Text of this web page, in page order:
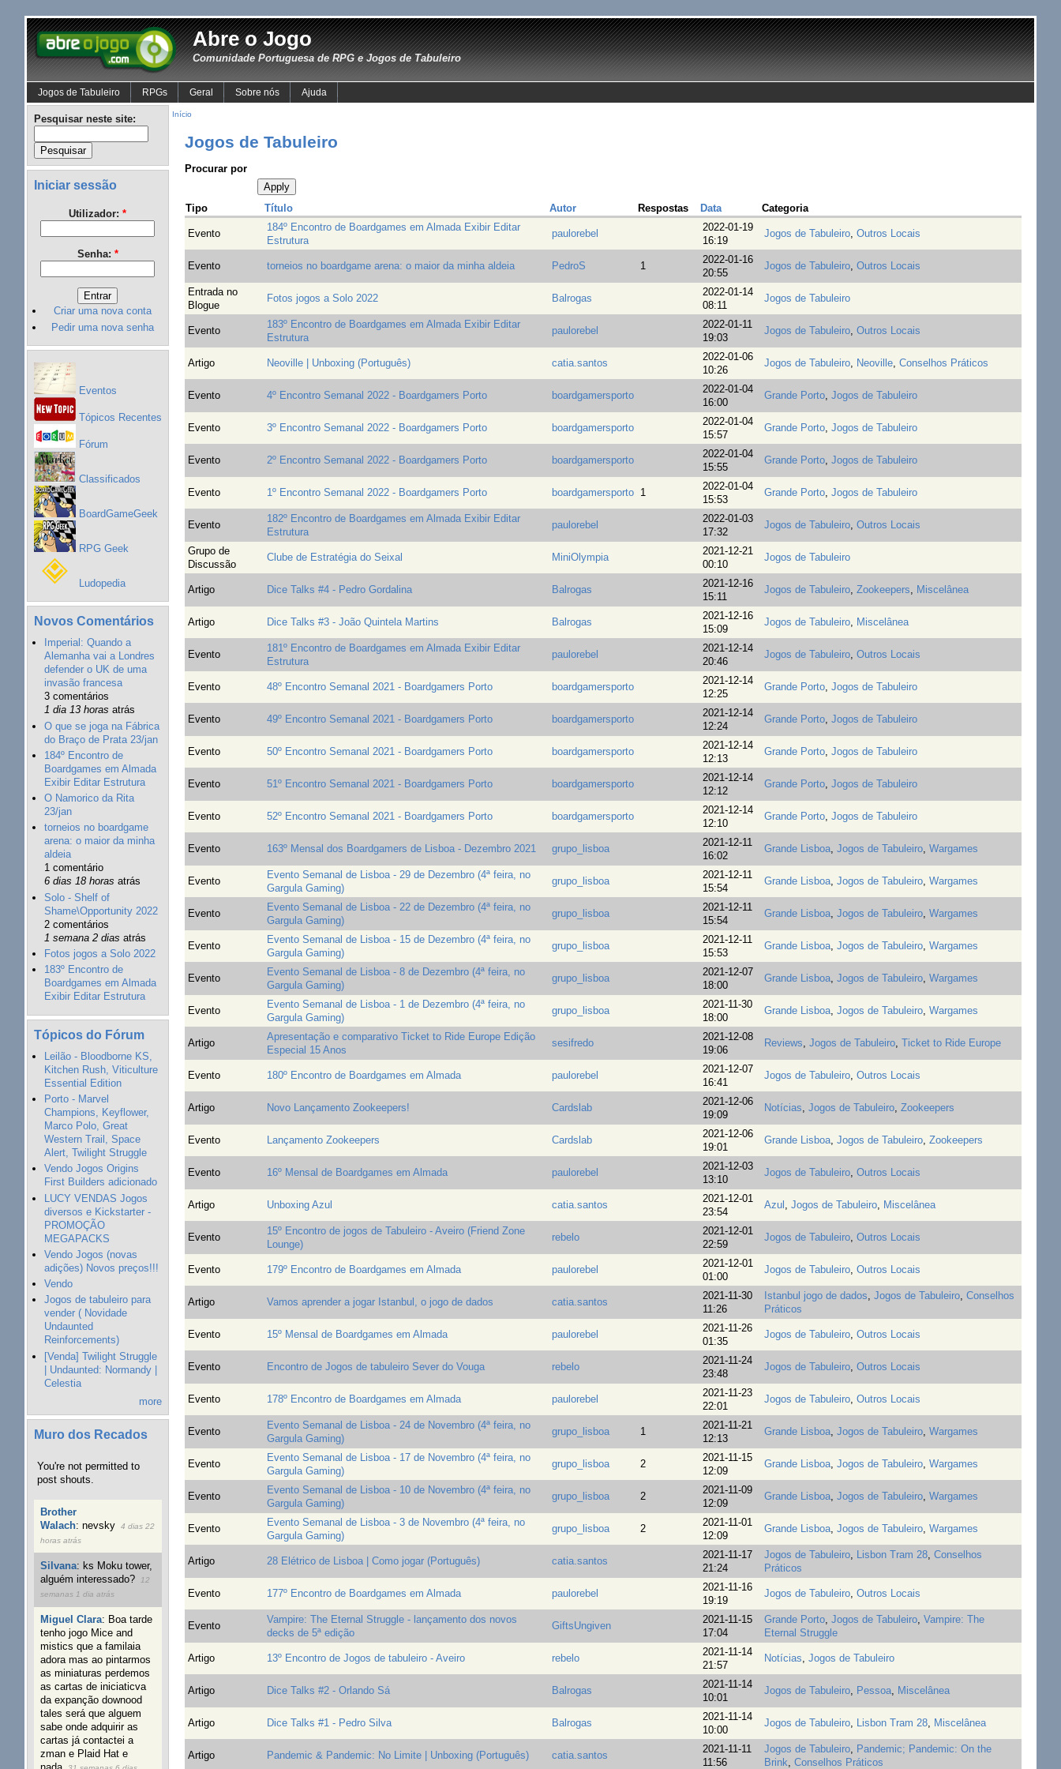
Abre o Jogo
Comunidade Portuguesa de RPG e Jogos de Tabuleiro
Jogos de Tabuleiro RPGs Geral Sobre nós Ajuda
Pesquisar neste site:
Iniciar sessão
Utilizador:*
Senha: *
Criar uma nova conta
Pedir uma nova senha
Eventos
Tópicos Recentes
Fórum
Classificados
BoardGameGeek
RPG Geek
Ludopedia
Novos Comentários
Imperial: Quando a
Alemanha vai a Londres
defender o UK de uma
invasão francesa
3 comentários
1 dia 13 horas atrás
O que se joga na Fábrica
do Braço de Prata 23/jan
184º Encontro de
Boardgames em Almada
Exibir Editar Estrutura
O Namorico da Rita
23/jan
torneios no boardgame
arena: o maior da minha
aldeia
1 comentário
6 dias 18 horas atrás
Solo - Shelf of
Shame\Opportunity 2022
2 comentários
1 semana 2 dias atrás
Fotos jogos a Solo 2022
183º Encontro de
Boardgames em Almada
Exibir Editar Estrutura
Tópicos do Fórum
Leilão - Bloodborne KS,
Kitchen Rush, Viticulture
Essential Edition
Porto - Marvel
Champions, Keyflower,
Marco Polo, Great
Western Trail, Space
Alert, Twilight Struggle
Vendo Jogos Origins
First Builders adicionado
LUCY VENDAS Jogos
diversos e Kickstarter -
PROMOÇÃO
MEGAPACKS
Vendo Jogos (novas
adições) Novos preços!!!
Vendo
Jogos de tabuleiro para
vender ( Novidade
Undaunted
Reinforcements)
[Venda] Twilight Struggle
| Undaunted: Normandy |
Celestia
more
Muro dos Recados
You're not permitted to
post shouts.
Brother
Walach: nevsky
4 dias 22
horas atrás
Silvana: ks Moku tower,
alguém interessado?
12
semanas 1 dia atrás
Miguel Clara: Boa tarde
tenho jogo Mice and
mistics que a familaia
adora mas ao pintarmos
as miniaturas perdemos
as cartas de iniciaticva
da expanção downood
tales será que alguem
sabe onde adquirir as
cartas já contactei a
zman e Plaid Hat e
Início
Jogos de Tabuleiro
Procurar por
Tipo Título Autor Respostas Data Categoria
Evento
184º Encontro de Boardgames em Almada Exibir Editar
Estrutura
paulorebel
2022-01-19
16:19
Jogos de Tabuleiro, Outros Locais
Evento torneios no boardgame arena: o maior da minha aldeia PedroS 1
2022-01-16
20:55
Jogos de Tabuleiro, Outros Locais
Entrada no
Blogue
Fotos jogos a Solo 2022 Balrogas
2022-01-14
08:11
Jogos de Tabuleiro
Evento
183º Encontro de Boardgames em Almada Exibir Editar
Estrutura
paulorebel
2022-01-11
19:03
Jogos de Tabuleiro, Outros Locais
Artigo Neoville | Unboxing (Português) catia.santos
2022-01-06
10:26
Jogos de Tabuleiro, Neoville, Conselhos Práticos
Evento 4º Encontro Semanal 2022 - Boardgamers Porto boardgamersporto
2022-01-04
16:00
Grande Porto, Jogos de Tabuleiro
Evento 3º Encontro Semanal 2022 - Boardgamers Porto boardgamersporto
2022-01-04
15:57
Grande Porto, Jogos de Tabuleiro
Evento 2º Encontro Semanal 2022 - Boardgamers Porto boardgamersporto
2022-01-04
15:55
Grande Porto, Jogos de Tabuleiro
Evento 1º Encontro Semanal 2022 - Boardgamers Porto boardgamersporto 1
2022-01-04
15:53
Grande Porto, Jogos de Tabuleiro
Evento
182º Encontro de Boardgames em Almada Exibir Editar
Estrutura
paulorebel
2022-01-03
17:32
Jogos de Tabuleiro, Outros Locais
Grupo de
Discussão
Clube de Estratégia do Seixal MiniOlympia
2021-12-21
00:10
Jogos de Tabuleiro
Artigo Dice Talks #4 - Pedro Gordalina Balrogas
2021-12-16
15:11
Jogos de Tabuleiro, Zookeepers Miscelânea
Artigo Dice Talks #3 - João Quintela Martins Balrogas
2021-12-16
15:09
Jogos de Tabuleiro, Miscelânea
Evento
181º Encontro de Boardgames em Almada Exibir Editar
Estrutura
paulorebel
2021-12-14
20:46
Jogos de Tabuleiro, Outros Locais
Evento 48º Encontro Semanal 2021 - Boardgamers Porto boardgamersporto
2021-12-14
12:25
Grande Porto, Jogos de Tabuleiro
Evento 49º Encontro Semanal 2021 - Boardgamers Porto boardgamersporto
2021-12-14
12:24
Grande Porto, Jogos de Tabuleiro
Evento 50º Encontro Semanal 2021 - Boardgamers Porto boardgamersporto
2021-12-14
12:13
Grande Porto, Jogos de Tabuleiro
Evento 51º Encontro Semanal 2021 - Boardgamers Porto boardgamersporto
2021-12-14
12:12
Grande Porto, Jogos de Tabuleiro
Evento 52º Encontro Semanal 2021 - Boardgamers Porto boardgamersporto
2021-12-14
12:10
Grande Porto, Jogos de Tabuleiro
Evento 163º Mensal dos Boardgamers de Lisboa - Dezembro 2021 grupo_lisboa
2021-12-11
16:02
Grande Lisboa, Jogos de Tabuleiro, Wargames
Evento
Evento Semanal de Lisboa - 29 de Dezembro (4ª feira, no
Gargula Gaming)
grupo_lisboa
2021-12-11
15:54
Grande Lisboa, Jogos de Tabuleiro, Wargames
Evento
Evento Semanal de Lisboa - 22 de Dezembro (4ª feira, no
Gargula Gaming)
grupo_lisboa
2021-12-11
15:54
Grande Lisboa, Jogos de Tabuleiro, Wargames
Evento
Evento Semanal de Lisboa - 15 de Dezembro (4ª feira, no
Gargula Gaming)
grupo_lisboa
2021-12-11
15:53
Grande Lisboa, Jogos de Tabuleiro, Wargames
Evento
Evento Semanal de Lisboa - 8 de Dezembro (4ª feira, no
Gargula Gaming)
grupo_lisboa
2021-12-07
18:00
Grande Lisboa, Jogos de Tabuleiro, Wargames
Evento
Evento Semanal de Lisboa - 1 de Dezembro (4ª feira, no
Gargula Gaming)
grupo_lisboa
2021-11-30
18:00
Grande Lisboa, Jogos de Tabuleiro, Wargames
Artigo
Apresentação e comparativo Ticket to Ride Europe Edição
Especial 15 Anos
sesifredo
2021-12-08
19:06
Reviews Jogos de Tabuleiro, Ticket to Ride Europe
Evento 180º Encontro de Boardgames em Almada paulorebel
2021-12-07
16:41
Jogos de Tabuleiro, Outros Locais
Artigo Novo Lançamento Zookeepers! Cardslab
2021-12-06
19:09
Notícias Jogos de Tabuleiro, Zookeepers
Evento Lançamento Zookeepers Cardslab
2021-12-06
19:01
Grande Lisboa, Jogos de Tabuleiro, Zookeepers
Evento 16º Mensal de Boardgames em Almada paulorebel
2021-12-03
13:10
Jogos de Tabuleiro, Outros Locais
Artigo Unboxing Azul catia.santos
2021-12-01
23:54
Azul Jogos de Tabuleiro, Miscelânea
Evento
15º Encontro de jogos de Tabuleiro - Aveiro (Friend Zone
Lounge)
rebelo
2021-12-01
22:59
Jogos de Tabuleiro, Outros Locais
Evento 179º Encontro de Boardgames em Almada paulorebel
2021-12-01
01:00
Jogos de Tabuleiro, Outros Locais
Artigo Vamos aprender a jogar Istanbul, o jogo de dados catia.santos
2021-11-30
11:26
Istanbul jogo de dados Jogos de Tabuleiro, Conselhos
Práticos
Evento 15º Mensal de Boardgames em Almada paulorebel
2021-11-26
01:35
Jogos de Tabuleiro, Outros Locais
Evento Encontro de Jogos de tabuleiro Sever do Vouga rebelo
2021-11-24
23:48
Jogos de Tabuleiro, Outros Locais
Evento 178º Encontro de Boardgames em Almada paulorebel
2021-11-23
22:01
Jogos de Tabuleiro, Outros Locais
Evento
Evento Semanal de Lisboa - 24 de Novembro (4ª feira, no
Gargula Gaming)
grupo_lisboa 1
2021-11-21
12:13
Grande Lisboa, Jogos de Tabuleiro, Wargames
Evento
Evento Semanal de Lisboa - 17 de Novembro (4ª feira, no
Gargula Gaming)
grupo_lisboa 2
2021-11-15
12:09
Grande Lisboa, Jogos de Tabuleiro, Wargames
Evento
Evento Semanal de Lisboa - 10 de Novembro (4ª feira, no
Gargula Gaming)
grupo_lisboa 2
2021-11-09
12:09
Grande Lisboa, Jogos de Tabuleiro, Wargames
Evento
Evento Semanal de Lisboa - 3 de Novembro (4ª feira, no
Gargula Gaming)
grupo_lisboa 2
2021-11-01
12:09
Grande Lisboa, Jogos de Tabuleiro, Wargames
Artigo 28 Elétrico de Lisboa | Como jogar (Português) catia.santos
2021-11-17
21:24
Jogos de Tabuleiro, Lisbon Tram 28, Conselhos
Práticos
Evento 177º Encontro de Boardgames em Almada paulorebel
2021-11-16
19:19
Jogos de Tabuleiro, Outros Locais
Evento
Vampire: The Eternal Struggle - lançamento dos novos
decks de 5ª edição
GiftsUngiven
2021-11-15
17:04
Grande Porto, Jogos de Tabuleiro, Vampire: The
Eternal Struggle
Artigo 13º Encontro de Jogos de tabuleiro - Aveiro rebelo
2021-11-14
21:57
Notícias Jogos de Tabuleiro
Artigo Dice Talks #2 - Orlando Sá Balrogas
2021-11-14
10:01
Jogos de Tabuleiro, Pessoa, Miscelânea
Artigo Dice Talks #1 - Pedro Silva Balrogas
2021-11-14
10:00
Jogos de Tabuleiro, Lisbon Tram 28, Miscelânea
Artigo Pandemic & Pandemic: No Limite | Unboxing (Português) catia.santos
2021-11-11
11:56
Jogos de Tabuleiro,
Pandemic; Pandemic: On the
Brink Conselhos Práticos